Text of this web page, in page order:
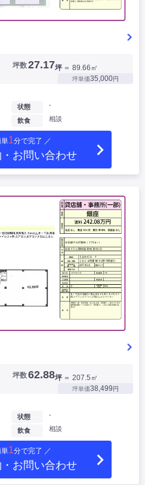
坪数27.17坪 ＝ 89.66㎡
坪単価35,000円
状態 -
飲食 相談
1分で完了 ／
お問い合わせ
坪数62.88坪 ＝ 207.5㎡
坪単価38,499円
状態 -
飲食 相談
1分で完了 ／
お問い合わせ